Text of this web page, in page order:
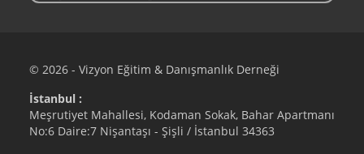
© 2026 - Vizyon Eğitim & Danışmanlık Derneği
İstanbul :
Meşrutiyet Mahallesi, Kodaman Sokak, Bahar Apartmanı
No:6 Daire:7 Nişantaşı - Şişli / İstanbul 34363